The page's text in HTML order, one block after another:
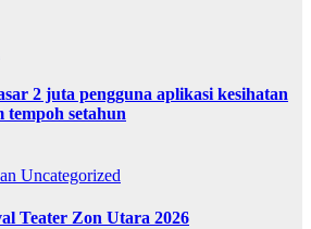
2 juta pengguna aplikasi kesihatan
setahun
Uncategorized
Teater Zon Utara 2026